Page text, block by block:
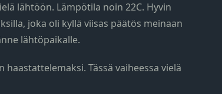
lähtöön. Lämpötila noin 22C. Hyvin
joka oli kyllä viisas päätös meinaan
lähtöpaikalle.
Tässä vaiheessa vielä